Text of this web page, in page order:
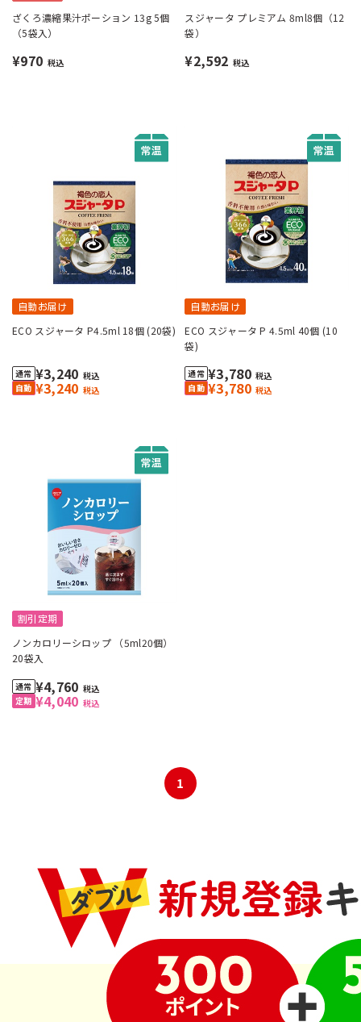
ざくろ濃縮果汁ポーション 13g 5個
（5袋入）
¥970 税込
スジャータ プレミアム 8ml8個（12
袋）
¥2,592 税込
自動お届け
ECO スジャータ P4.5ml 18個 (20袋)
¥3,240 税込
¥3,240 税込
自動お届け
ECO スジャータ P 4.5ml 40個 (10
袋)
¥3,780 税込
¥3,780 税込
割引定期
ノンカロリーシロップ （5ml20個）
20袋入
¥4,040 税込
¥4,760 税込
1